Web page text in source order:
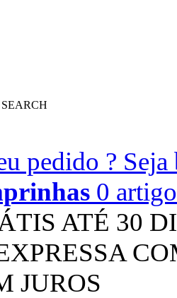
SEARCH
pedido ?
0
ATÉ 30
JUROS